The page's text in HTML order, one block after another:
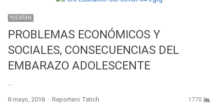
YUCATÁN
PROBLEMAS ECONÓMICOS Y
SOCIALES, CONSECUENCIAS DEL
EMBARAZO ADOLESCENTE
…
8 mayo, 2018 Author
Reportero Tatich 1770